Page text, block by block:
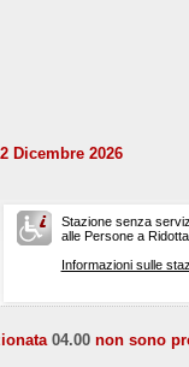
Dicembre 2026
Stazione senza
alle Persone a
Informazioni sulle
04.00 non sono